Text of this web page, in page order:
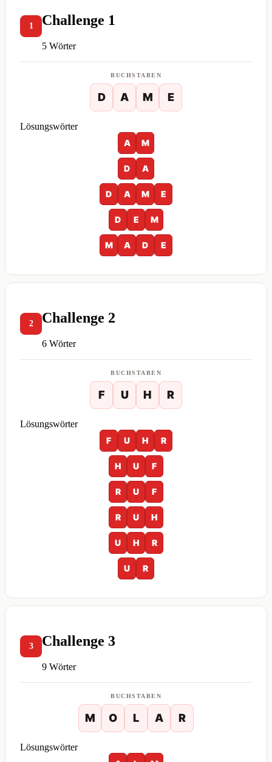
1 Challenge 1
5 Wörter
BUCHSTABEN
D A M E
Lösungswörter
A
M
D A
D A M E
D E M
M A D E
2 Challenge 2
6 Wörter
BUCHSTABEN
F U H R
Lösungswörter
F
U H R
H U F
R U F
R U H
U H R
U R
3 Challenge 3
9 Wörter
BUCHSTABEN
M O L A R
Lösungswörter